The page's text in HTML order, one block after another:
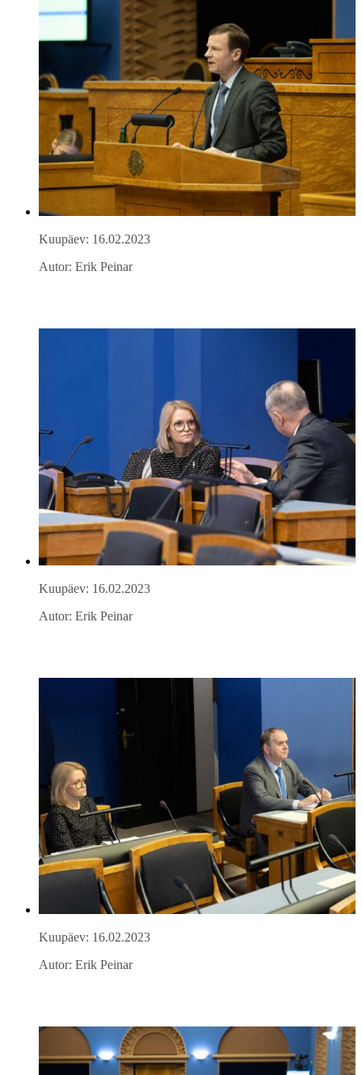
Kuupäev: 16.02.2023
Autor: Erik Peinar
Kuupäev: 16.02.2023
Autor: Erik Peinar
Kuupäev: 16.02.2023
Autor: Erik Peinar